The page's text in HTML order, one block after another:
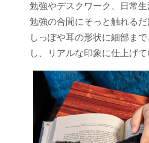
勉強やデスクワーク、日常
勉強の合間にそっと触れる
しっぽや耳の形状に細部ま
し、リアルな印象に仕上げ